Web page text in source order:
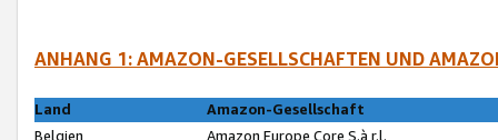
ANHANG 1: AMAZON-GESELLSCHAFTEN UND
Land
Amazon-Gesellschaft
Belgien
Amazon Europe Core S.à r.l.